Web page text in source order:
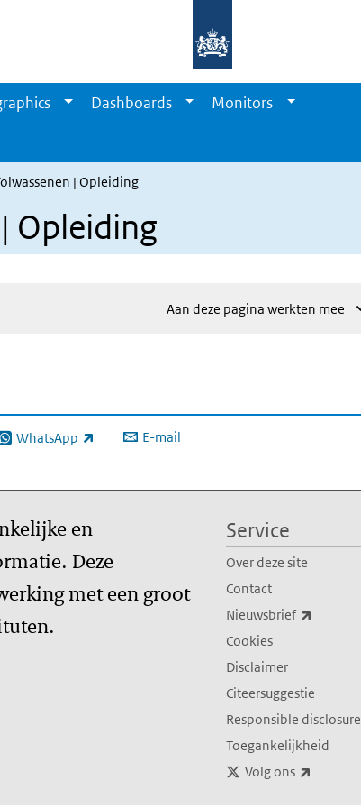
Dashboards
Monitors
| Opleiding
Opleiding
Aan deze pagina werkten mee
WhatsApp
link) E-mail
en
Deze
met een groot
Service
Over deze site
Contact
Nieuwsbrief
Cookies
Disclaimer
Citeersuggestie
Responsible disclosure
Toegankelijkheid
Volg ons